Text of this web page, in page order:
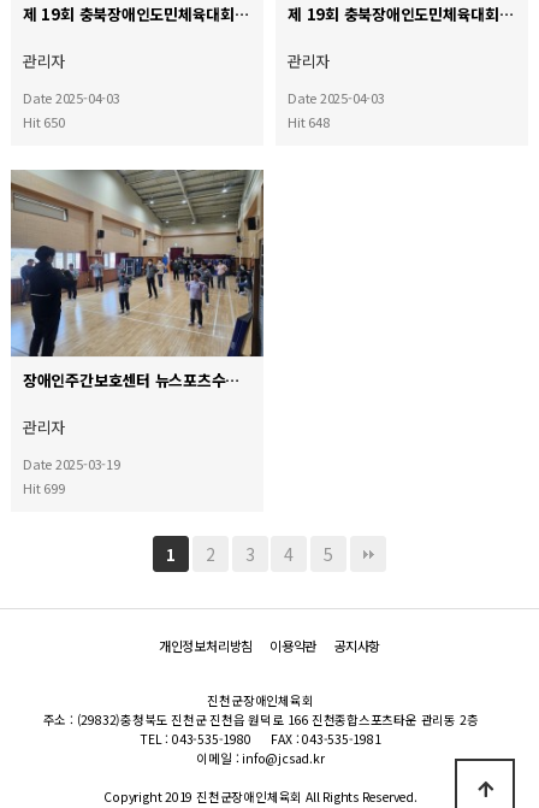
제 19회 충북장애인도민체육대회 축구훈련
관리자
Date 2025-04-03
Hit 650
제 19회 충북장애인도민체육대회 론볼훈련
관리자
Date 2025-04-03
Hit 648
장애인주간보호센터 뉴스포츠수업★
관리자
Date 2025-03-19
Hit 699
1 2 3 4 5
개인정보처리방침 이용약관 공지사항
진천군장애인체육회
주소 : (29832)충청북도 진천군 진천읍 원덕로 166 진천종합스포츠타운 관리동 2층
TEL : 043-535-1980
FAX : 043-535-1981
이메일 : info@jcsad.kr
Copyright 2019 진천군장애인체육회 All Rights Reserved.